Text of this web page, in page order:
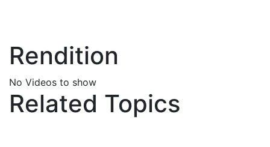
Rendition
No Videos to show
Related Topics